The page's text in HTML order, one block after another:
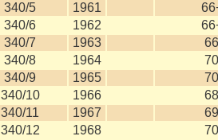
340/5
1961
340/6
1962
340/7
1963
66
340/8
1964
70
340/9
1965
70
340/10
1966
68
340/11
1967
69
340/12
1968
70